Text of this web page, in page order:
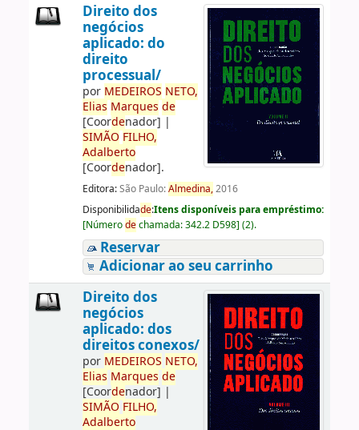
Direito dos
negócios
aplicado: do
direito
processual/
por MEDEIROS NETO,
Elias Marques de
[Coordenador] |
SIMÃO FILHO,
Adalberto
[Coordenador].
Editora:São Paulo:Almedina,2016
Disponibilidade:Itens disponíveis para empréstimo:
[Númerodechamada:342.2 D598] (2).
Reservar
Adicionar ao seu carrinho
Direito dos
negócios
aplicado: dos
direitos conexos/
por MEDEIROS NETO,
Elias Marques de
[Coordenador] |
SIMÃO FILHO,
Adalberto